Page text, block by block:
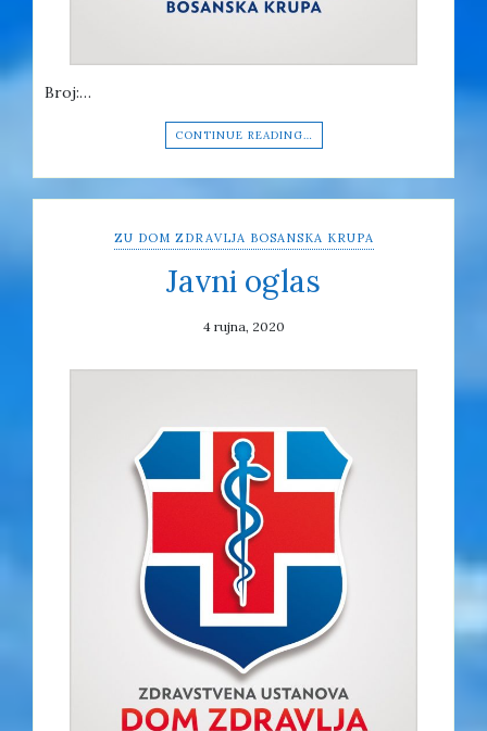
Broj:…
CONTINUE READING…
ZU DOM ZDRAVLJA BOSANSKA KRUPA
Javni oglas
4 rujna, 2020